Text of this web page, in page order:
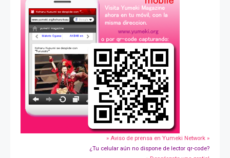
» Aviso de prensa en Yumeki Network »
¿Tu celular aún no dispone de lector qr-code?